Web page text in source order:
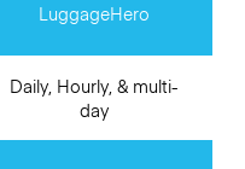
LuggageHero
Daily, Hourly, & multi-
day